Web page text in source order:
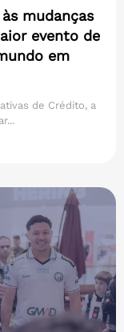
mudanças
evento de
em
de Crédito, a